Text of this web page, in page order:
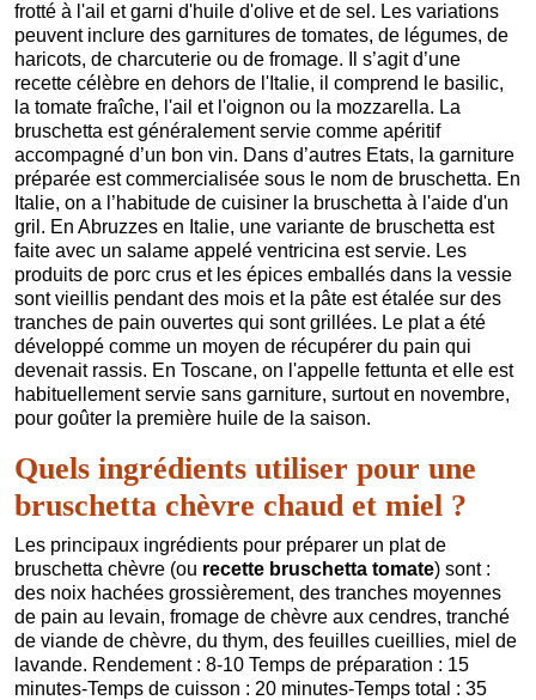
frotté à l'ail et garni d'huile d'olive et de sel. Les variations
peuvent inclure des garnitures de tomates, de légumes, de
haricots, de charcuterie ou de fromage. Il s’agit d’une
recette célèbre en dehors de l'Italie, il comprend le basilic,
la tomate fraîche, l'ail et l'oignon ou la mozzarella. La
bruschetta est généralement servie comme apéritif
accompagné d’un bon vin. Dans d’autres Etats, la garniture
préparée est commercialisée sous le nom de bruschetta. En
Italie, on a l’habitude de cuisiner la bruschetta à l'aide d'un
gril. En Abruzzes en Italie, une variante de bruschetta est
faite avec un salame appelé ventricina est servie. Les
produits de porc crus et les épices emballés dans la vessie
sont vieillis pendant des mois et la pâte est étalée sur des
tranches de pain ouvertes qui sont grillées. Le plat a été
développé comme un moyen de récupérer du pain qui
devenait rassis. En Toscane, on l'appelle fettunta et elle est
habituellement servie sans garniture, surtout en novembre,
pour goûter la première huile de la saison.
Quels ingrédients utiliser pour une
bruschetta chèvre chaud et miel ?
Les principaux ingrédients pour préparer un plat de
bruschetta chèvre (ou recette bruschetta tomate) sont :
des noix hachées grossièrement, des tranches moyennes
de pain au levain, fromage de chèvre aux cendres, tranché
de viande de chèvre, du thym, des feuilles cueillies, miel de
lavande. Rendement : 8-10 Temps de préparation : 15
minutes-Temps de cuisson : 20 minutes-Temps total : 35